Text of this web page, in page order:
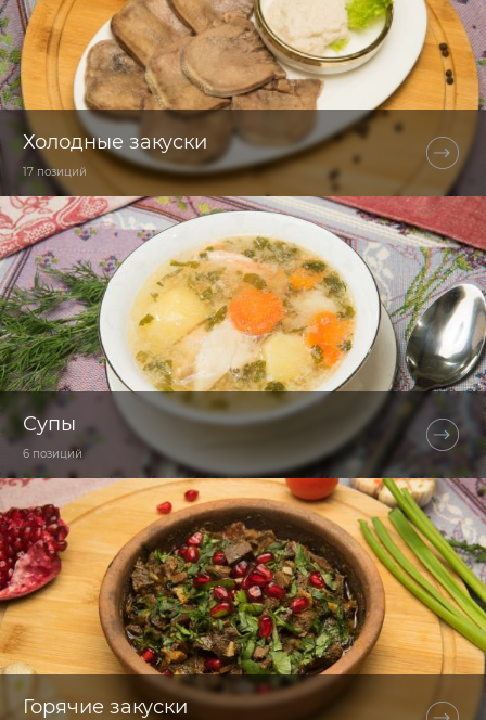
Холодные закуски
17 позиций
Супы
6 позиций
Горячие закуски